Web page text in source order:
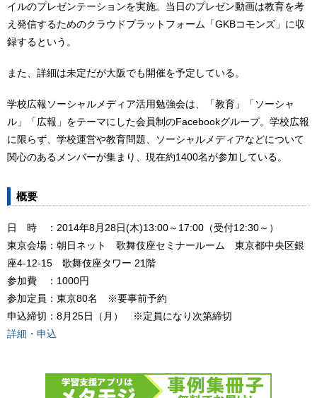
イルのプレゼンテーションを実施。当日のプレゼン動画は教育を考
え発信するためのクラウドプラットフォーム「GKBコモンズ」に収
録するという。
また、詳細は未定だが大阪でも開催を予定している。
学校広報ソーシャルメディア活用勉強会は、「教育」「ソーシャ
ル」「広報」をテーマにした会員制のFacebookグループ。学校広報
に限らず、学校運営や教育問題、ソーシャルメディアなどについて
関心のあるメンバーが集まり、現在約1400名が参加している。
概要
日 時 ：2014年8月28日(木)13:00～17:00（受付12:30～）
東京会場：朝日ネット 歌舞伎座セミナールーム 東京都中央区銀
座4-12-15 歌舞伎座タワー 21階
参加費 ：1000円
参加定員：東京80名 ※要事前予約
申込締切：8月25日（月） ※定員になり次第締切
詳細・申込